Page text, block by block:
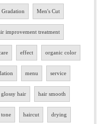
Gradation Men's Cut
improvement treatment
effect organic color
menu service
glossy hair hair smooth
haircut drying